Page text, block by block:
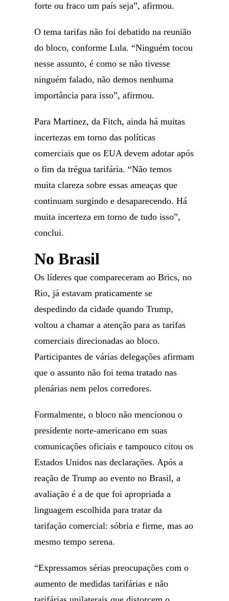
forte ou fraco um país seja”, afirmou.
O tema tarifas não foi debatido na reunião
do bloco, conforme Lula. “Ninguém tocou
nesse assunto, é como se não tivesse
ninguém falado, não demos nenhuma
importância para isso”, afirmou.
Para Martinez, da Fitch, ainda há muitas
incertezas em torno das políticas
comerciais que os EUA devem adotar após
o fim da trégua tarifária. “Não temos
muita clareza sobre essas ameaças que
continuam surgindo e desaparecendo. Há
muita incerteza em torno de tudo isso”,
conclui.
No Brasil
Os líderes que compareceram ao Brics, no
Rio, já estavam praticamente se
despedindo da cidade quando Trump,
voltou a chamar a atenção para as tarifas
comerciais direcionadas ao bloco.
Participantes de várias delegações afirmam
que o assunto não foi tema tratado nas
plenárias nem pelos corredores.
Formalmente, o bloco não mencionou o
presidente norte-americano em suas
comunicações oficiais e tampouco citou os
Estados Unidos nas declarações. Após a
reação de Trump ao evento no Brasil, a
avaliação é a de que foi apropriada a
linguagem escolhida para tratar da
tarifação comercial: sóbria e firme, mas ao
mesmo tempo serena.
“Expressamos sérias preocupações com o
aumento de medidas tarifárias e não